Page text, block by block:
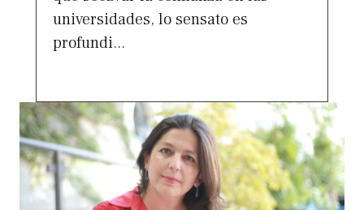
universidades, lo sensato es
profundi...